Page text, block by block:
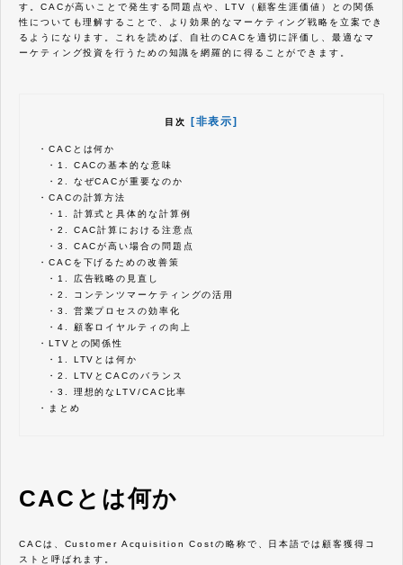
す。CACが高いことで発生する問題点や、LTV（顧客生涯価値）との関係
性についても理解することで、より効果的なマーケティング戦略を立案でき
るようになります。これを読めば、自社のCACを適切に評価し、最適なマ
ーケティング投資を行うための知識を網羅的に得ることができます。
目次 [非表示]
・ CACとは何か
・ 1. CACの基本的な意味
・ 2. なぜCACが重要なのか
・ CACの計算方法
・ 1. 計算式と具体的な計算例
・ 2. CAC計算における注意点
・ 3. CACが高い場合の問題点
・ CACを下げるための改善策
・ 1. 広告戦略の見直し
・ 2. コンテンツマーケティングの活用
・ 3. 営業プロセスの効率化
・ 4. 顧客ロイヤルティの向上
・ LTVとの関係性
・ 1. LTVとは何か
・ 2. LTVとCACのバランス
・ 3. 理想的なLTV/CAC比率
・
まとめ
CACとは何か
CACは、Customer Acquisition Costの略称で、日本語では顧客獲得コ
ストと呼ばれます。